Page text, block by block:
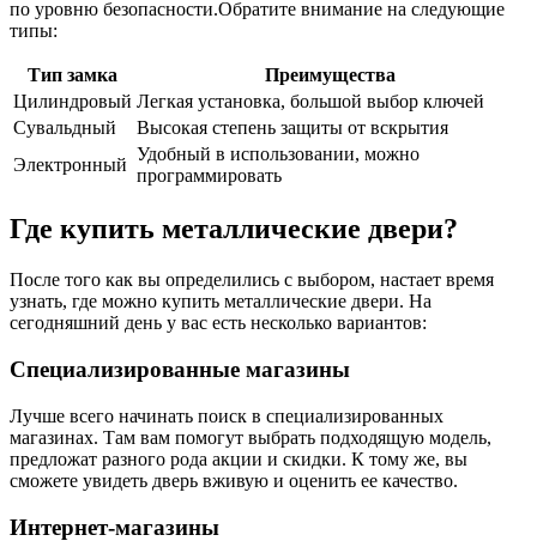
по уровню безопасности.Обратите внимание на следующие
типы:
Тип замка
Преимущества
Цилиндровый Легкая установка, большой выбор ключей
Сувальдный
Высокая степень защиты от вскрытия
Электронный
Удобный в использовании, можно
программировать
Где купить металлические двери?
После того как вы определились с выбором, настает время
узнать, где можно купить металлические двери. На
сегодняшний день у вас есть несколько вариантов:
Специализированные магазины
Лучше всего начинать поиск в специализированных
магазинах. Там вам помогут выбрать подходящую модель,
предложат разного рода акции и скидки. К тому же, вы
сможете увидеть дверь вживую и оценить ее качество.
Интернет-магазины